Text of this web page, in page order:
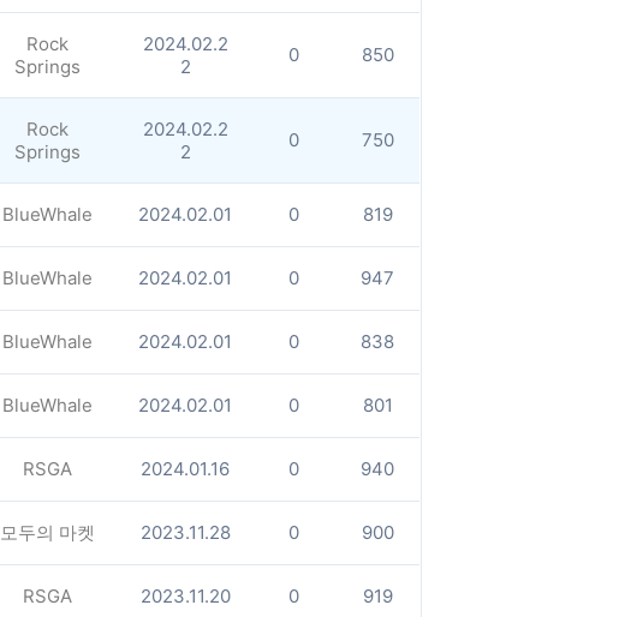
Rock
Springs
2024.02.2
2
0 850
Rock
Springs
2024.02.2
2
0 750
BlueWhale 2024.02.01 0 819
BlueWhale 2024.02.01 0 947
BlueWhale 2024.02.01 0 838
BlueWhale 2024.02.01 0 801
RSGA 2024.01.16 0 940
모두의 마켓 2023.11.28 0 900
RSGA 2023.11.20 0 919